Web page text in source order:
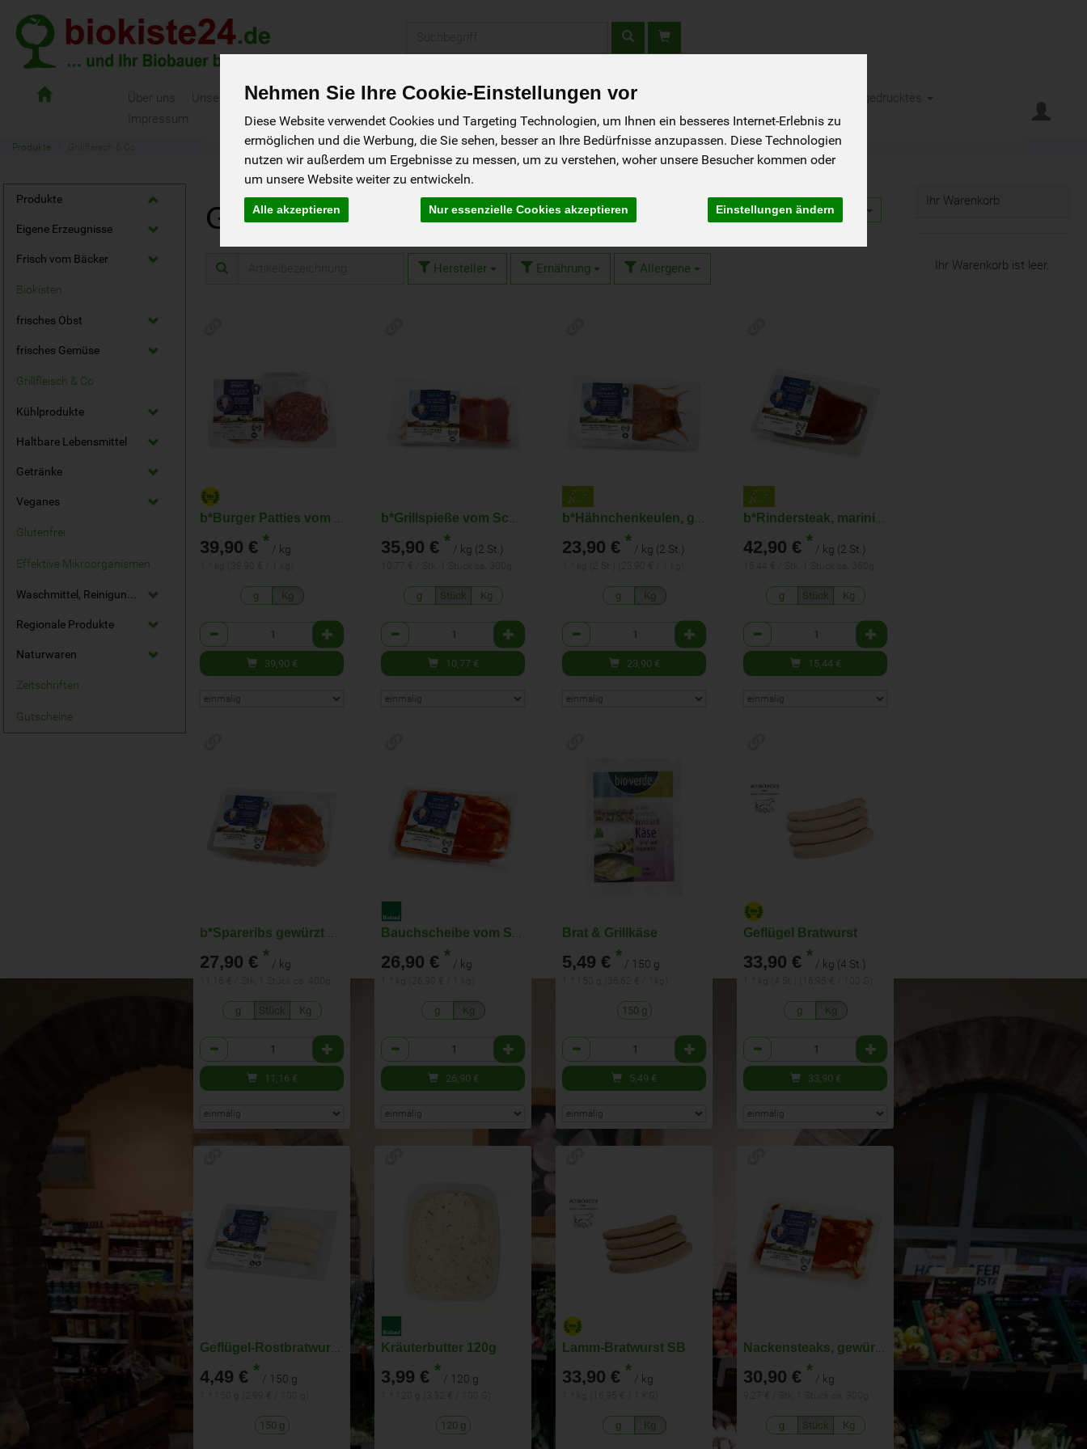
Nehmen Sie Ihre Cookie-Einstellungen vor
Diese Website verwendet Cookies und Targeting Technologien, um Ihnen ein besseres Internet-Erlebnis zu
ermöglichen und die Werbung, die Sie sehen, besser an Ihre Bedürfnisse anzupassen. Diese Technologien
nutzen wir außerdem um Ergebnisse zu messen, um zu verstehen, woher unsere Besucher kommen oder
um unsere Website weiter zu entwickeln.
Alle akzeptieren Nur essenzielle Cookies akzeptieren Einstellungen ändern
Biokiste24
Über uns Unsere Biokisten Als Gast bestellen - Schnupperkiste Gutscheine Aktionen
Kleingedrucktes
Impressum
Produkte
Produkte
Eigene Erzeugnisse
Frisch vom Bäcker
Biokisten
frisches Obst
frisches Gemüse
Grillfleisch & Co
Kühlprodukte
Haltbare Lebensmittel
Getränke
Veganes
Glutenfrei
Effektive Mikroorganismen
Waschmittel, Reinigungsmittel
Regionale Produkte
Naturwaren
Zeitschriften
Gutscheine
Grillfleisch & Co 15 von 1597
Hersteller Ernährung Allergene
39,90 € * / kg
g Kg
Anzahl
39,90 €
35,90 € * / kg (2 St.)
g Stück Kg
Anzahl
10,77 €
23,90 € * / kg (2 St.)
g Kg
Anzahl
23,90 €
42,90 € * / kg (2 St.)
g Stück Kg
Anzahl
15,44 €
27,90 € * / kg
g Stück Kg
Anzahl
11,16 €
26,90 € * / kg
g Kg
Anzahl
26,90 €
Brat & Grillkäse
5,49 € * / 150 g
150 g
Anzahl
5,49 €
Geflügel Bratwurst
33,90 € * / kg (4 St.)
g Kg
Anzahl
33,90 €
4,49 € * / 150 g
150 g
Kräuterbutter 120g
3,99 € * / 120 g
120 g
Lamm-Bratwurst SB
33,90 € * / kg
g Kg
30,90 € * / kg
g Stück Kg
Ihr Warenkorb
Ihr Warenkorb ist leer.